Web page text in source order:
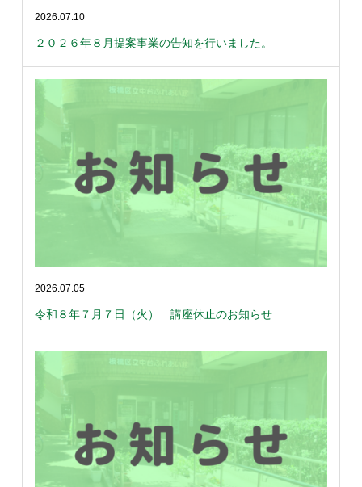
2026.07.10
２０２６年８月提案事業の告知を行いました。
2026.07.05
令和８年７月７日（火） 講座休止のお知らせ